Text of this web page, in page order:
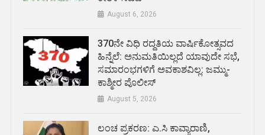
August 6, 2026
370ನೇ ವಿಧಿ ರದ್ದತಿಯ ವಾರ್ಷಿಕೋತ್ಸವದ
ಹಿನ್ನೆಲೆ: ಅನುಮತಿಯಿಲ್ಲದೆ ಯಾವುದೇ ಸಭೆ,
ಸಮಾರಂಭಗಳಿಗೆ ಅವಕಾಶವಿಲ್ಲ: ಜಮ್ಮು-
ಕಾಶ್ಮೀರ ಪೊಲೀಸ್
August 5, 2026
ಲಂಚ ಪ್ರಕರಣ: ಎ.ಸಿ ಕಾವ್ಯಾರಾಣಿ,